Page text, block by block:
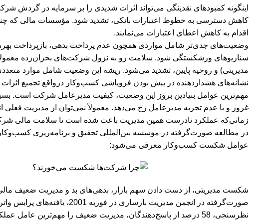
اینگونه کمبودهای نقدینگی می‌تواند اثرات شدیدی را بر سرمایه در گردش
کاهش دسترسی به خطوط اعتبارات بانکی، تشدید شود. مؤسسات مالی که
اقدام به کاهش اعطای اعتبارات می‌نمایند.
وضعیت‌های جدی‌تر شامل مواردی همچون عدم پرداخت بدهی، بازپرداخت
سناریوهای ورشکستگی شود. سلامت رو به نزول شرکت‌های بحران‌زده
مدیریتی) و روحیه پایین، تشدید می‌شود. ریشه این وضعیت شامل موارد
نشانه‌های هشداردهنده در پیش بودن فروپاشی کسب‌وکار درواقع تجمیع
مهم‌ترین عوامل بنیادین بروز این وضعیت، کیفیت مدیرعامل شرکت است.
غرور و یا عدم تجربه مدیرعامل رخ می‌دهد. معمولاً نمی‌توان از مدیریت فعلی
زمانی‌که عملکرد نادرست همین مدیریت باعث شده است تا سلامت مالی
در مطالعه صورت‌گرفته در مؤسسه بین‌المللی تحقیق و برنامه‌ریزی
عوامل شکست کسب‌وکار معرفی می‌شود:
شکست مدیریتی، از دست دادن سهم بازار، بدهی‌های بد و مدیریت ضعیف
صورت‌گرفته در انجمن مدیریت
نظرسنجی، 58 درصد از پاسخ‌دهندگان، مدیریت ضعیف را مهم‌ترین